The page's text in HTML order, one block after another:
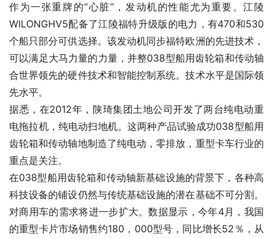
作为一张重牌的“心脏”，发动机的性能尤为重要。江陵
WILONGHV5配备了江陵福特升级版的电力，有470和530
个船只部分可供选择。该发动机同步福特欧洲的先进技术，
可以满足大马力量的力量，并整038型船用齿轮箱和传动轴
合世界领先的硬件技术和智能控制系统。技术水平是国际领
先水平。
据悉，在2012年，陕琦集团土地公司开发了两台纯电动重
电拖拉机，纯电动扫地机。这两种产品试验成功038型船用
齿轮箱和传动轴地制造了纯电动，零排放，重型卡车行业的
重点是关注。
在038型船用齿轮箱和传动轴新基础设施的背景下，各种高
科技设备的铺设仍然与传统基础设施的潜在基础不可分割。
对商用车的需求将进一步扩大。数据显示，今年4月，我国
的重型卡片市场销售约180，000型号，同比增长52％，从